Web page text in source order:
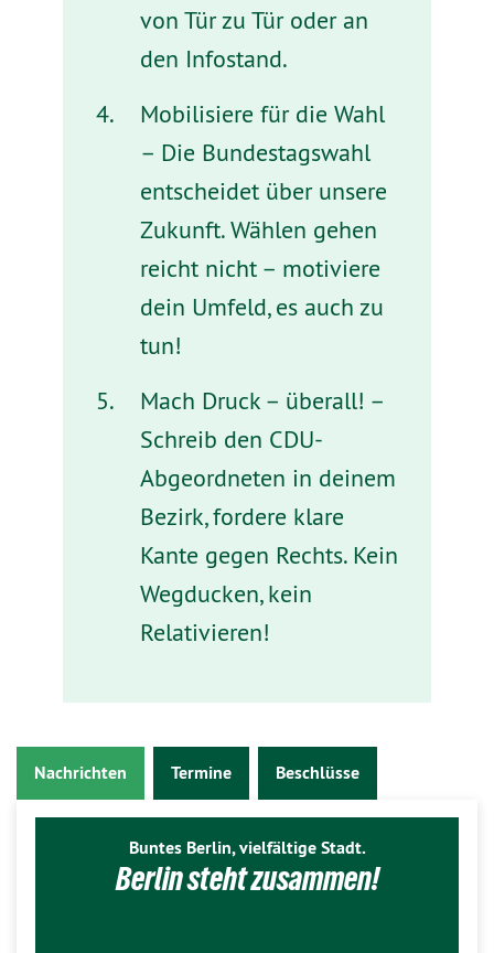
von Tür zu Tür oder an
den Infostand.
Mobilisiere für die Wahl
– Die Bundestagswahl
entscheidet über unsere
Zukunft. Wählen gehen
reicht nicht – motiviere
dein Umfeld, es auch zu
tun!
Mach Druck – überall! –
Schreib den CDU-
Abgeordneten in deinem
Bezirk, fordere klare
Kante gegen Rechts. Kein
Wegducken, kein
Relativieren!
Nachrichten Termine Beschlüsse
Buntes Berlin, vielfältige Stadt.
Berlin steht zusammen!